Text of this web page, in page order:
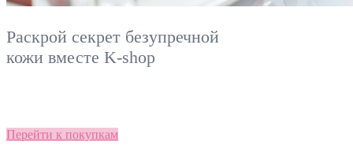
Раскрой секрет безупречной
кожи вместе K-shop
Перейти к покупкам